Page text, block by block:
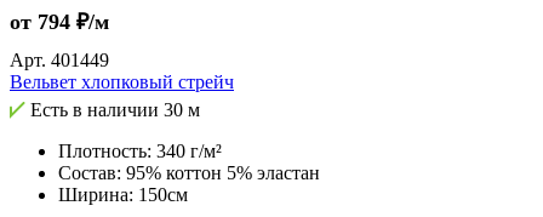
от 794 ₽/м
Арт. 401449
Вельвет хлопковый стрейч
Есть в наличии 30 м
Плотность: 340 г/м²
Состав: 95% коттон 5% эластан
Ширина: 150см